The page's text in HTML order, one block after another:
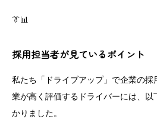
👔📊
採用担当者が見ているポイント
私たち「ドライブアップ」で企業の
業が高く評価するドライバーには、以
かりました。